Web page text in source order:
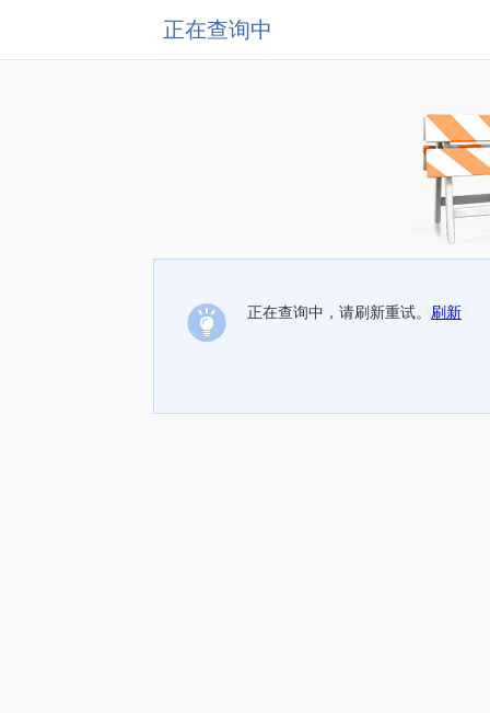
正在查询中
正在查询中，请刷新重试。 刷新